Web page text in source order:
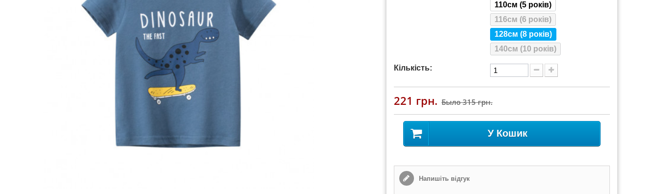
110см (5 років)
116см (6 років)
128см (8 років)
140см (10 років)
Кількість:
221 грн. Было315 грн.
У Кошик
Напишіть відгук